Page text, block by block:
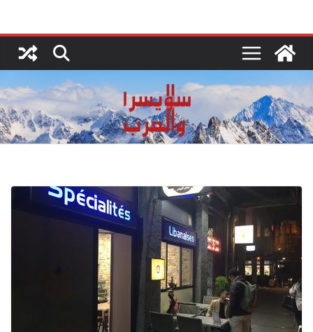
content